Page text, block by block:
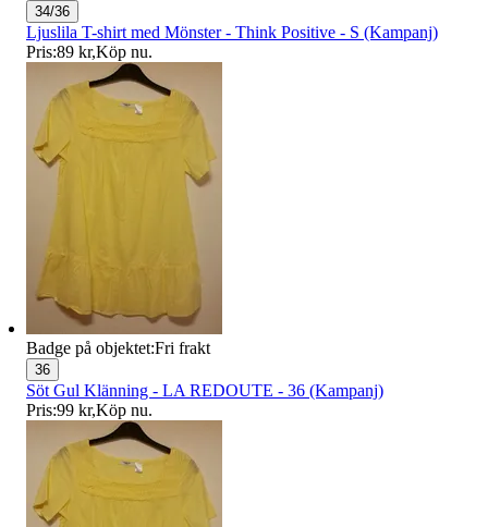
34/36
Ljuslila T-shirt med Mönster - Think Positive - S (Kampanj)
Pris:89 kr,Köp nu.
Badge på objektet:Fri frakt
36
Söt Gul Klänning - LA REDOUTE - 36 (Kampanj)
Pris:99 kr,Köp nu.